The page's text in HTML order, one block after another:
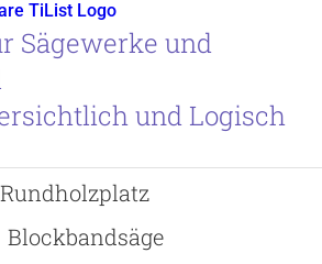
Sägewerke und
und Logisch
Rundholzplatz
Blockbandsäge